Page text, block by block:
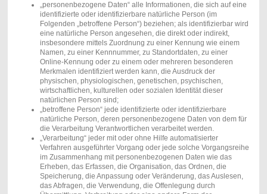
„personenbezogene Daten“ alle Informationen, die sich auf eine
identifizierte oder identifizierbare natürliche Person (im
Folgenden „betroffene Person“) beziehen; als identifizierbar wird
eine natürliche Person angesehen, die direkt oder indirekt,
insbesondere mittels Zuordnung zu einer Kennung wie einem
Namen, zu einer Kennnummer, zu Standortdaten, zu einer
Online-Kennung oder zu einem oder mehreren besonderen
Merkmalen identifiziert werden kann, die Ausdruck der
physischen, physiologischen, genetischen, psychischen,
wirtschaftlichen, kulturellen oder sozialen Identität dieser
natürlichen Person sind;
„betroffene Person“ jede identifizierte oder identifizierbare
natürliche Person, deren personenbezogene Daten von dem für
die Verarbeitung Verantwortlichen verarbeitet werden.
„Verarbeitung“ jeder mit oder ohne Hilfe automatisierter
Verfahren ausgeführter Vorgang oder jede solche Vorgangsreihe
im Zusammenhang mit personenbezogenen Daten wie das
Erheben, das Erfassen, die Organisation, das Ordnen, die
Speicherung, die Anpassung oder Veränderung, das Auslesen,
das Abfragen, die Verwendung, die Offenlegung durch